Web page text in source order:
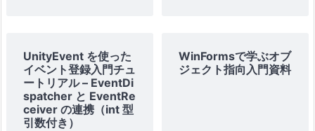
UnityEvent を使った
イベント登録入門チュ
ートリアル – EventDi
spatcher と EventRe
ceiver の連携（int 型
引数付き）
WinFormsで学ぶオブ
ジェクト指向入門資料